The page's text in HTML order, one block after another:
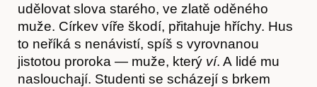
udělovat slova starého, ve zlatě oděného
muže. Církev víře škodí, přitahuje hříchy. Hus
to neříká s nenávistí, spíš s vyrovnanou
jistotou proroka — muže, který ví. A lidé mu
naslouchají. Studenti se scházejí s brkem